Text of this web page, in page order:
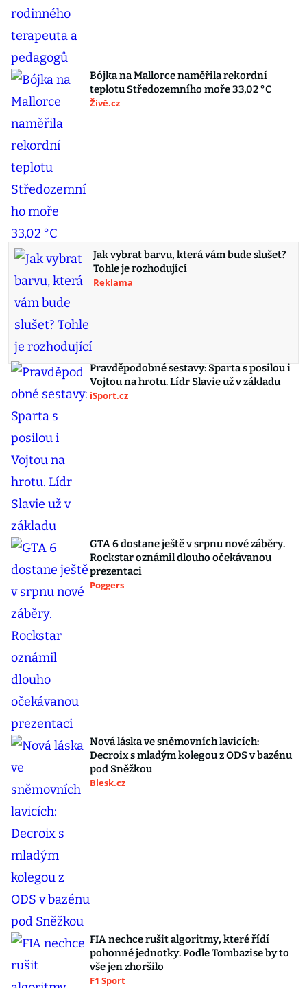
Bójka na Mallorce naměřila rekordní
teplotu Středozemního moře 33,02 °C
Živě.cz
Jak vybrat barvu, která vám bude slušet?
Tohle je rozhodující
Reklama
Pravděpodobné sestavy: Sparta s posilou i
Vojtou na hrotu. Lídr Slavie už v základu
iSport.cz
GTA 6 dostane ještě v srpnu nové záběry.
Rockstar oznámil dlouho očekávanou
prezentaci
Poggers
Nová láska ve sněmovních lavicích:
Decroix s mladým kolegou z ODS v bazénu
pod Sněžkou
Blesk.cz
FIA nechce rušit algoritmy, které řídí
pohonné jednotky. Podle Tombazise by to
vše jen zhoršilo
F1 Sport